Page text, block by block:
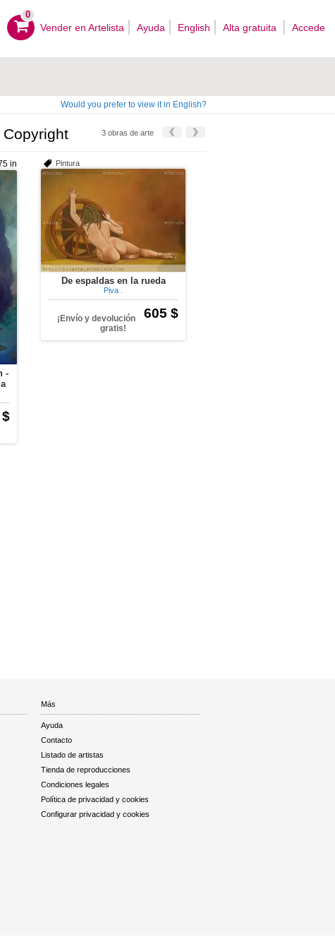
0
Vender en Artelista Ayuda English Alta gratuita Accede
Would you prefer to view it in English?
3 obras de arte
in
-
Pintura
De espaldas en la rueda
Piva .
605 $
¡Envío y devolución
gratis!
Más
Ayuda
Contacto
Listado de artistas
Tienda de reproducciones
Condiciones legales
Política de privacidad y cookies
Configurar privacidad y cookies